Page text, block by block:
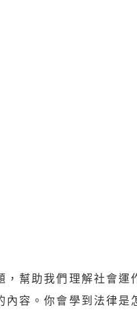
幫助我們理解社會運
容。你會學到法律是